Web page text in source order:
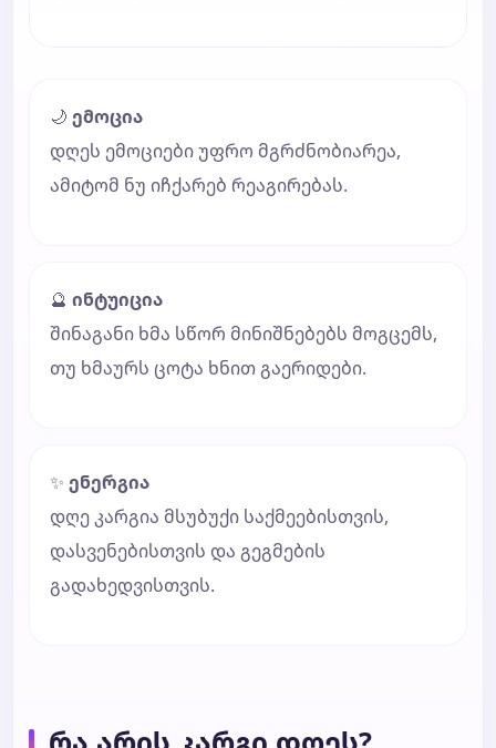
🌙 ემოცია
დღეს ემოციები უფრო მგრძნობიარეა,
ამიტომ ნუ იჩქარებ რეაგირებას.
🔮 ინტუიცია
შინაგანი ხმა სწორ მინიშნებებს მოგცემს,
თუ ხმაურს ცოტა ხნით გაერიდები.
✨ ენერგია
დღე კარგია მსუბუქი საქმეებისთვის,
დასვენებისთვის და გეგმების
გადახედვისთვის.